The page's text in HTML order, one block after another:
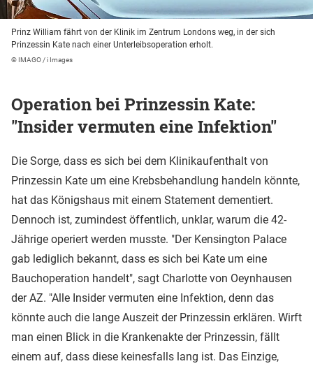
Prinz William fährt von der Klinik im Zentrum Londons weg, in der sich
Prinzessin Kate nach einer Unterleibsoperation erholt.
© IMAGO / i Images
Operation bei Prinzessin Kate:
"Insider vermuten eine Infektion"
Die Sorge, dass es sich bei dem Klinikaufenthalt von
Prinzessin Kate um eine Krebsbehandlung handeln könnte,
hat das Königshaus mit einem Statement dementiert.
Dennoch ist, zumindest öffentlich, unklar, warum die 42-
Jährige operiert werden musste. "Der Kensington Palace
gab lediglich bekannt, dass es sich bei Kate um eine
Bauchoperation handelt", sagt Charlotte von Oeynhausen
der AZ. "Alle Insider vermuten eine Infektion, denn das
könnte auch die lange Auszeit der Prinzessin erklären. Wirft
man einen Blick in die Krankenakte der Prinzessin, fällt
einem auf, dass diese keinesfalls lang ist. Das Einzige,